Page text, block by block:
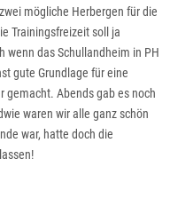
mögliche Herbergen für die
Trainingsfreizeit soll ja
wenn das Schullandheim in PH
gute Grundlage für eine
gemacht. Abends gab es noch
waren wir alle ganz schön
war, hatte doch die